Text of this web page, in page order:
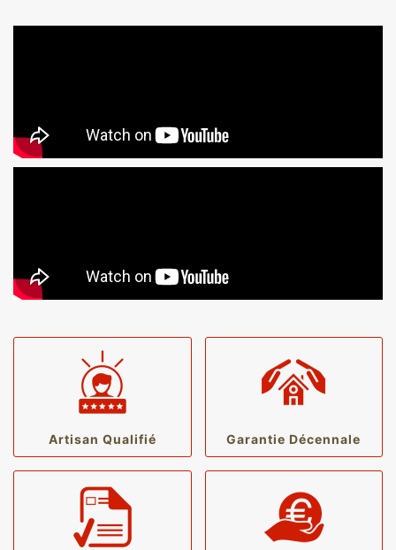
Artisan Qualifié Garantie Décennale